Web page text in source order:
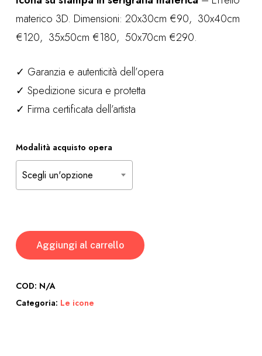
materico 3D. Dimensioni: 20x30cm €90, 30x40cm
€120, 35x50cm €180, 50x70cm €290.
✓ Garanzia e autenticità dell’opera
✓ Spedizione sicura e protetta
✓ Firma certificata dell’artista
Modalità acquisto opera
Scegli un'opzione
Aggiungi al carrello
COD: N/A
Categoria: Le icone